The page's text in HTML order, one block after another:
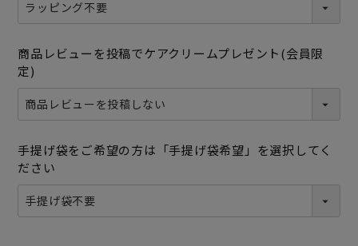
商品レビューを投稿でケアクリームプレゼント(会員限
定)
手提げ袋をご希望の方は「手提げ袋希望」を選択してく
ださい